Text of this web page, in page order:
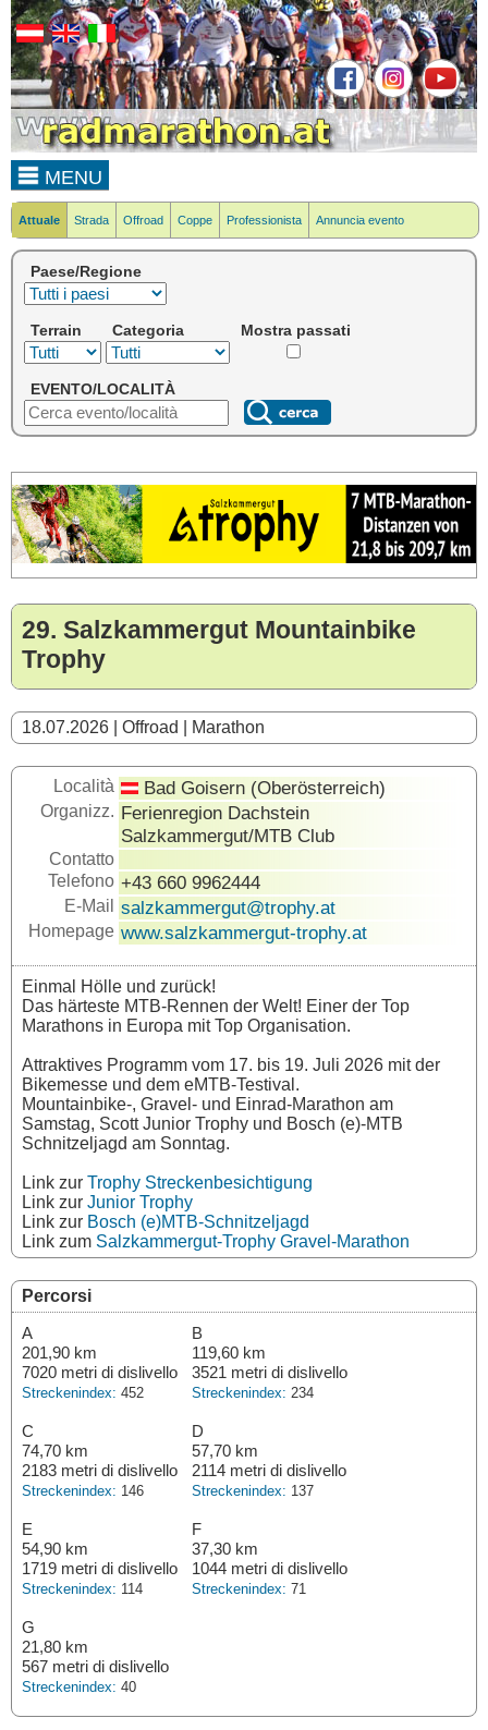
MENU
Attuale Strada Offroad Coppe Professionista Annuncia evento
Paese/Regione
Terrain Categoria Mostra passati
EVENTO/LOCALITÀ
29. Salzkammergut Mountainbike
Trophy
18.07.2026 | Offroad | Marathon
Località Bad Goisern (Oberösterreich)
Organizz. Ferienregion Dachstein
Salzkammergut/MTB Club
Contatto
Telefono +43 660 9962444
E-Mail salzkammergut@trophy.at
Homepage www.salzkammergut-trophy.at
Einmal Hölle und zurück!
Das härteste MTB-Rennen der Welt! Einer der Top
Marathons in Europa mit Top Organisation.
Attraktives Programm vom 17. bis 19. Juli 2026 mit der
Bikemesse und dem eMTB-Testival.
Mountainbike-, Gravel- und Einrad-Marathon am
Samstag, Scott Junior Trophy und Bosch (e)-MTB
Schnitzeljagd am Sonntag.
Link zur Trophy Streckenbesichtigung
Link zur Junior Trophy
Link zur Bosch (e)MTB-Schnitzeljagd
Link zum Salzkammergut-Trophy Gravel-Marathon
Percorsi
A
201,90 km
7020 metri di dislivello
Streckenindex: 452
B
119,60 km
3521 metri di dislivello
Streckenindex: 234
C
74,70 km
2183 metri di dislivello
Streckenindex: 146
D
57,70 km
2114 metri di dislivello
Streckenindex: 137
E
54,90 km
1719 metri di dislivello
Streckenindex: 114
F
37,30 km
1044 metri di dislivello
Streckenindex: 71
G
21,80 km
567 metri di dislivello
Streckenindex: 40